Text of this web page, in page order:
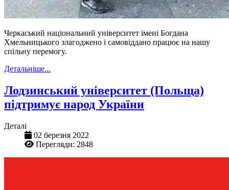
Черкаський національний університет імені Богдана
Хмельницького злагоджено і самовіддано працює на нашу
спільну перемогу.
Детальніше...
Лодзинський університет (Польща)
підтримує народ України
Деталі
02 березня 2022
Перегляди: 2848